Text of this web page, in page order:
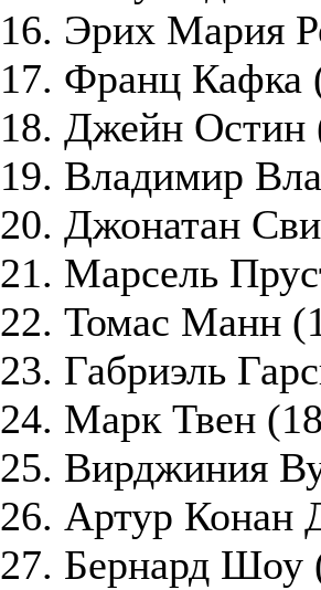
16. Эрих Мария
17. Франц Кафка
18. Джейн
19. Владимир
20. Джонатан
21. Марсель
22. Томас Манн
23. Габриэль
24. Марк Твен
25. Вирджиния
26. Артур Конан
27. Бернард Шоу